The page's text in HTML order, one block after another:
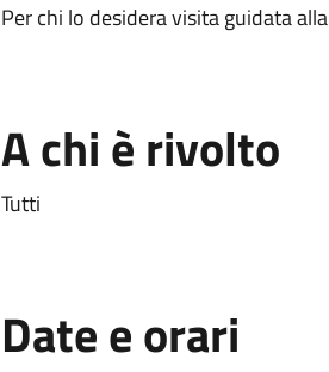
Per chi lo desidera visita guidata
A chi è rivolto
Tutti
Date e orari